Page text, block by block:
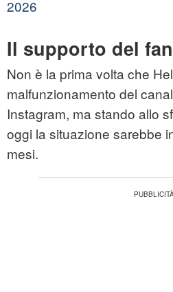
2026
Il supporto del
Non è la prima volta che
malfunzionamento del
Instagram, ma stando allo
oggi la situazione sarebbe
mesi.